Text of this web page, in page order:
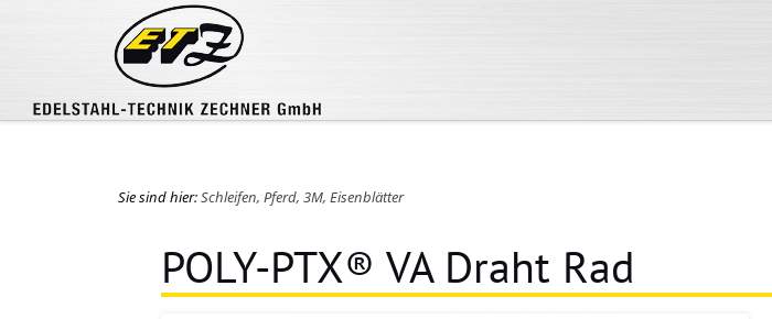
Sie sind hier:Schleifen, Pferd, 3M, Eisenblätter
POLY-PTX® VA Draht Rad